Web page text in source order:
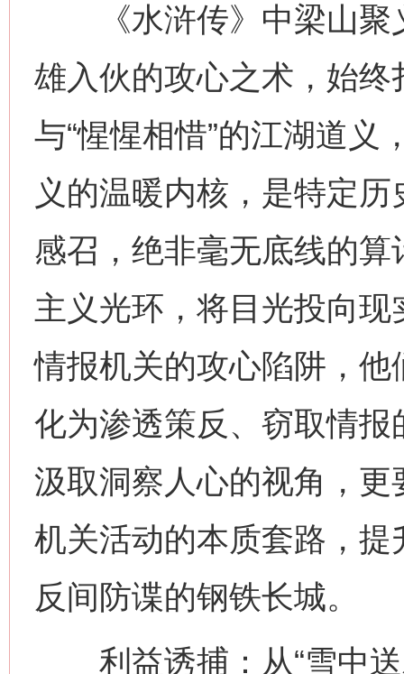
《水浒传》中梁山聚
雄入伙的攻心之术，始终
与“惺惺相惜”的江湖道义
义的温暖内核，是特定
感召，绝非毫无底线的
主义光环，将目光投向
情报机关的攻心陷阱，
化为渗透策反、窃取情
汲取洞察人心的视角，
机关活动的本质套路，
反间防谍的钢铁长城。
利益诱捕：从“雪中送